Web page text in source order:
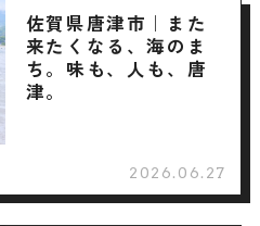
佐賀県唐津市｜また
来たくなる、海のま
ち。味も、人も、唐
津。
2026.06.27